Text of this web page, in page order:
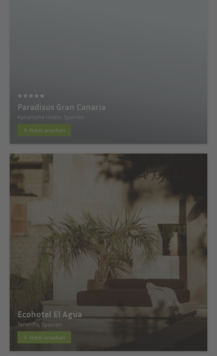
Paradisus Gran Canaria
Kanarische Inseln, Spanien
Hotel ansehen
Ecohotel El Agua
Teneriffa, Spanien
Hotel ansehen